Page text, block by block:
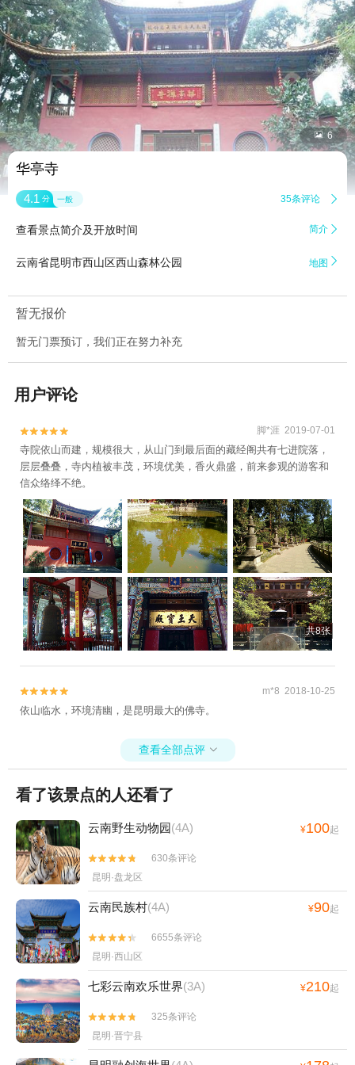
 6
华亭寺
4.1 分 一般 35条评论 
查看景点简介及开放时间 简介 
云南省昆明市西山区西山森林公园 地图 
暂无报价
暂无门票预订，我们正在努力补充
用户评论

 脚*涯 2019-07-01
寺院依山而建，规模很大，从山门到最后面的藏经阁共有七进院落，
层层叠叠，寺内植被丰茂，环境优美，香火鼎盛，前来参观的游客和
信众络绎不绝。
共8张

 m*8 2018-10-25
依山临水，环境清幽，是昆明最大的佛寺。
查看全部点评 
看了该景点的人还看了
云南野生动物园(4A) ¥100起


630条评论
昆明·盘龙区
云南民族村(4A) ¥90起


6655条评论
昆明·西山区
七彩云南欢乐世界(3A) ¥210起


325条评论
昆明·晋宁县
